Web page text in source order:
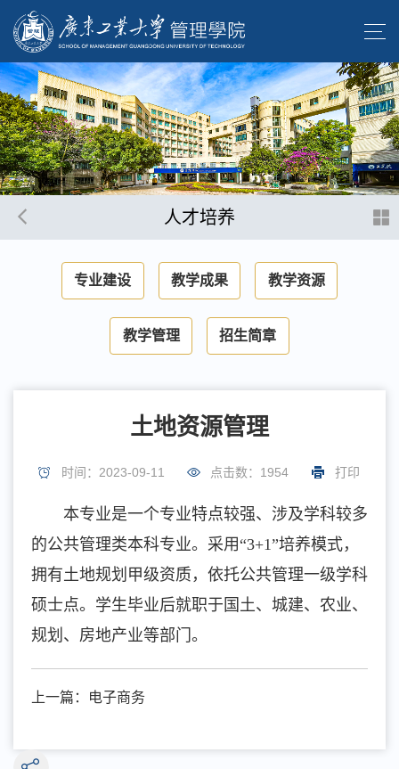
人才培养
专业建设 教学成果 教学资源
教学管理 招生简章
土地资源管理
时间：2023-09-11 点击数： 1954 打印
本专业是一个专业特点较强、涉及学科较多
的公共管理类本科专业。采用“3+1”培养模式，
拥有土地规划甲级资质，依托公共管理一级学科
硕士点。学生毕业后就职于国土、城建、农业、
规划、房地产业等部门。
上一篇： 电子商务